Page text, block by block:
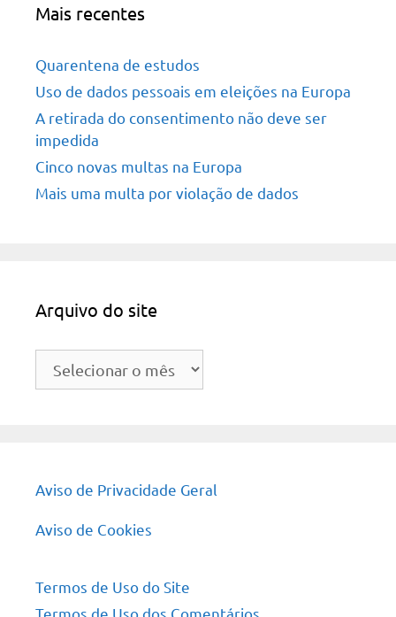
Mais recentes
Quarentena de estudos
Uso de dados pessoais em eleições na Europa
A retirada do consentimento não deve ser
impedida
Cinco novas multas na Europa
Mais uma multa por violação de dados
Arquivo do site
Arquivo
Aviso de Privacidade Geral
Aviso de Cookies
Termos de Uso do Site
Termos de Uso dos Comentários